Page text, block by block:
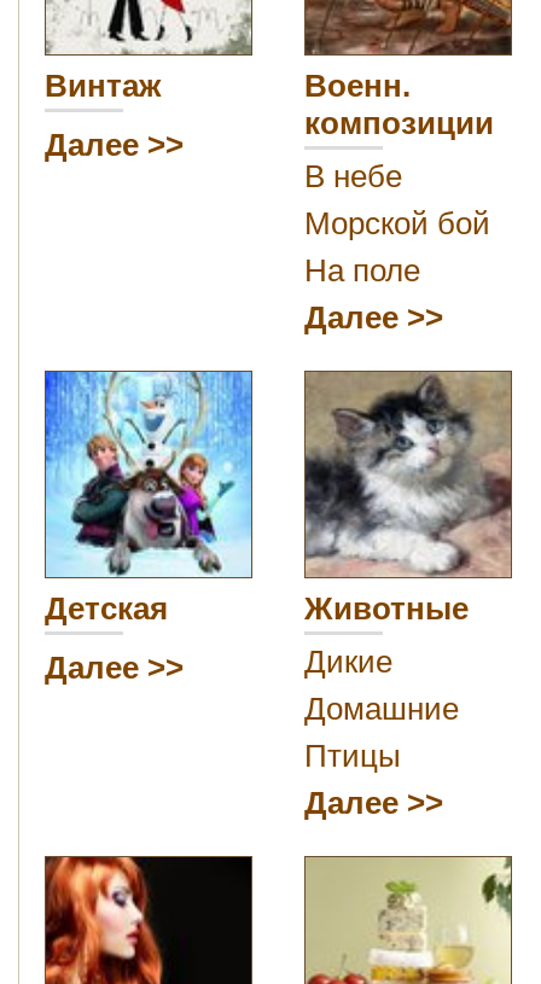
Винтаж
Далее
Военн.
композиции
В небе
Морской бой
На поле
Далее
Детская
Далее
Животные
Дикие
Домашние
Птицы
Далее